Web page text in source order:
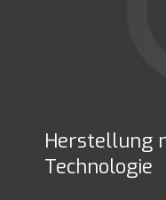
Herstellung
Technologie